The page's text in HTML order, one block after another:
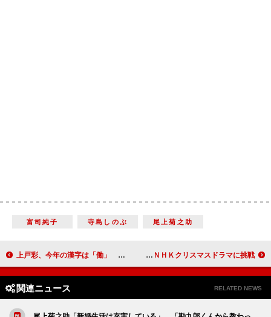
富司純子 寺島しのぶ 尾上菊之助
上戸彩、今年の漢字は「働」 「とっても充実した１年でした」 ももクロ・百田「去年の紅白は覚えていない」 ＮＨＫクリスマスドラマに挑戦
関連ニュース RELATED NEWS